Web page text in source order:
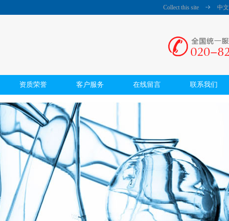
Collect this site 中文
资质荣誉 客户服务 在线留言 联系我们